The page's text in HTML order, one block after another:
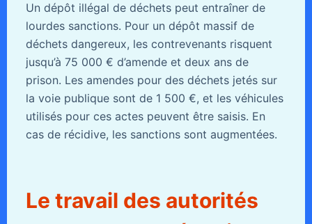
Un dépôt illégal de déchets peut entraîner de
lourdes sanctions. Pour un dépôt massif de
déchets dangereux, les contrevenants risquent
jusqu’à 75 000 € d’amende et deux ans de
prison. Les amendes pour des déchets jetés sur
la voie publique sont de 1 500 €, et les véhicules
utilisés pour ces actes peuvent être saisis. En
cas de récidive, les sanctions sont augmentées.
Le travail des autorités